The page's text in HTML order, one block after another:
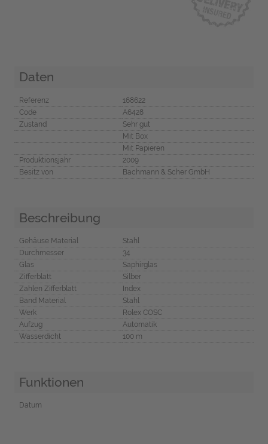
Daten
Referenz
168622
Code
A6428
Zustand
Sehr gut
Mit Box
Mit Papieren
Produktionsjahr
2009
Besitz von
Bachmann & Scher GmbH
Beschreibung
Gehäuse Material
Stahl
Durchmesser
34
Glas
Saphirglas
Zifferblatt
Silber
Zahlen Zifferblatt
Index
Band Material
Stahl
Werk
Rolex COSC
Aufzug
Automatik
Wasserdicht
100 m
Funktionen
Datum